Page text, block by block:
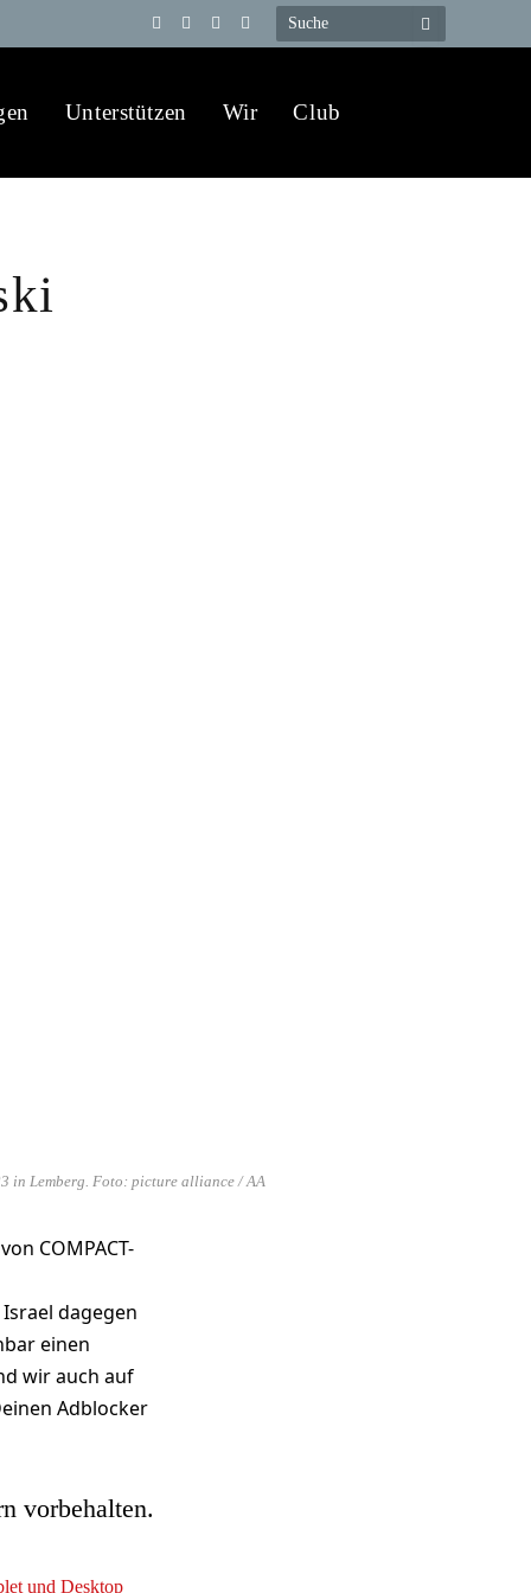
Telegram
YouTube
X
WhatsApp
Unterstützen Wir Club
in Lemberg. Foto: picture alliance / AA
COMPACT-
dagegen
einen
wir auch auf
Adblocker
vorbehalten.
und Desktop